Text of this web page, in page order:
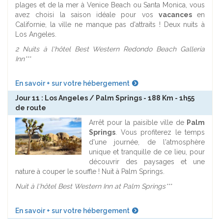
plages et de la mer à Venice Beach ou Santa Monica, vous
avez choisi la saison idéale pour vos vacances en
Californie, la ville ne manque pas d'attraits ! Deux nuits à
Los Angeles.
2 Nuits à l'hôtel Best Western Redondo Beach Galleria
Inn***
En savoir + sur votre hébergement
Jour 11 : Los Angeles / Palm Springs - 188 Km - 1h55
de route
Arrêt pour la paisible ville de Palm
Springs. Vous profiterez le temps
d'une journée, de l'atmosphère
unique et tranquille de ce lieu, pour
découvrir des paysages et une
nature à couper le souffle ! Nuit à Palm Springs.
Nuit à l'hôtel Best Western Inn at Palm Springs***
En savoir + sur votre hébergement